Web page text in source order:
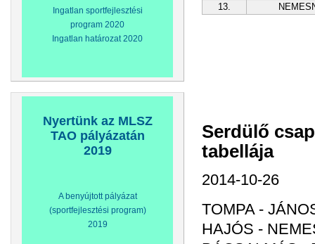
Ingatlan sportfejlesztési
program 2020
Ingatlan határozat 2020
Nyertünk az MLSZ
TAO pályázatán
2019
A benyújtott pályázat
(sportfejlesztési program)
2019
13.
Serdülő
tabellája
2014-10-26
TOMPA -
HAJÓS -